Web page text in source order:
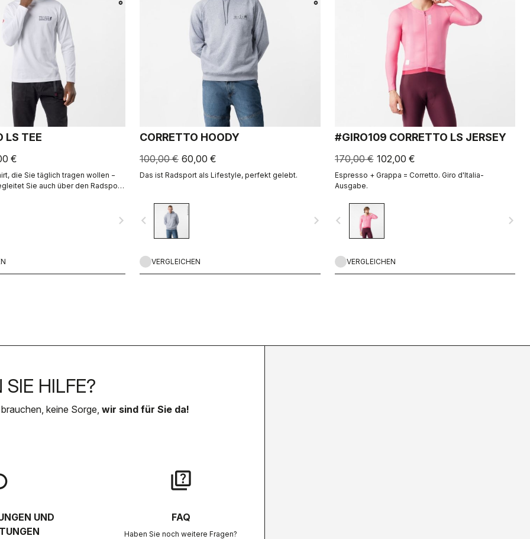
LS TEE
€
die Sie täglich tragen wollen −
Sie auch über den Radsport
navigate_next
CORRETTO HOODY
100,00 € 60,00 €
Das ist Radsport als Lifestyle, perfekt gelebt.
navigate_before navigate_next
VERGLEICHEN
#GIRO109 CORRETTO LS JERSEY
170,00 € 102,00 €
Espresso + Grappa = Corretto. Giro d'Italia-
Ausgabe.
navigate_before navigate_next
VERGLEICHEN
HILFE?
keine Sorge, wir sind für Sie da!
UND
quiz
FAQ
Haben Sie noch weitere Fragen?